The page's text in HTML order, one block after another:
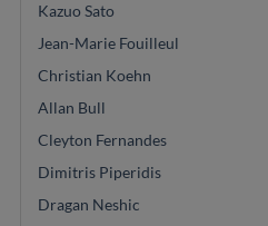
Kazuo Sato
Jean-Marie Fouilleul
Christian Koehn
Allan Bull
Cleyton Fernandes
Dimitris Piperidis
Dragan Neshic